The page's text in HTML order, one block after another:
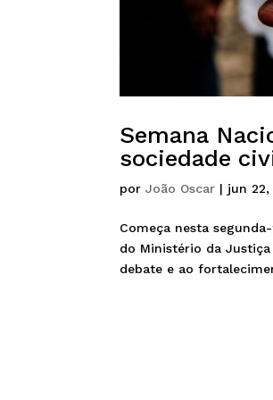
Semana
sociedade
porJoão Oscar | jun 22,
Começa nesta
do Ministério da
debate e ao